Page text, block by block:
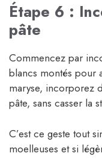
Étape 6 :
pâte
Commencez par
blancs montés pour
maryse, incorporez
pâte, sans casser la
C’est ce geste tout
moelleuses et si